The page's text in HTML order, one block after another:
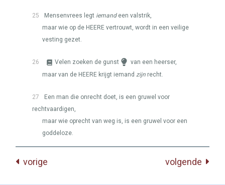
25 Mensenvrees legt iemandeen valstrik,
maar wie op de HEERE vertrouwt, wordt in een veilige
vesting gezet.
26 Velen zoeken de gunst
van een heerser,
maar van de HEERE krijgt iemand zijn recht.
27
Een man die onrecht doet, is een gruwel voor
rechtvaardigen,
maar wie oprecht van weg is, is een gruwel voor een
goddeloze.
vorige volgende